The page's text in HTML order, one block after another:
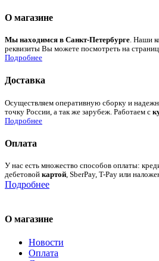
О магазине
Мы находимся в Санкт-Петербурге. Наши
реквизиты Вы можете посмотреть на
Подробнее
Доставка
Осуществляем оперативную сборку и
точку России, а так же зарубеж. Работаем с
Подробнее
Оплата
У нас есть множество способов оплаты:
дебетовой картой, SberPay, T-Pay или
Подробнее
О магазине
Новости
Оплата